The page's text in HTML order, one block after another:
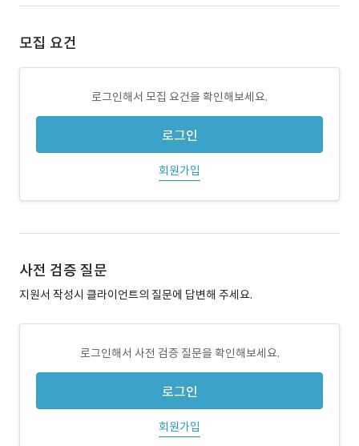
모집 요건
로그인해서 모집 요건을 확인해보세요.
로그인
회원가입
사전 검증 질문
지원서 작성시 클라이언트의 질문에 답변해 주세요.
로그인해서 사전 검증 질문을 확인해보세요.
로그인
회원가입